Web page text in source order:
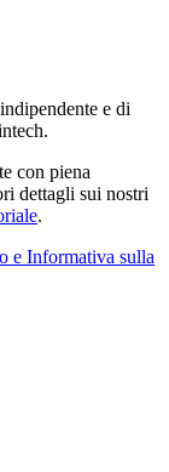
e di
con piena
dettagli sui nostri
.
e Informativa sulla